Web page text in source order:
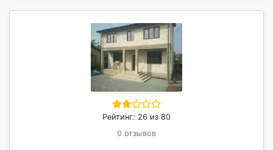
Рейтинг: 26 из 80
0 отзывов